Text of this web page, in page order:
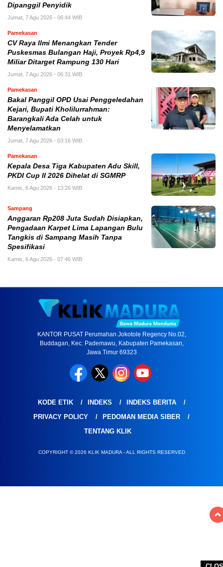
Dipanggil Penyidik
Jumat, 7 Agu 2026 - 06:44 WIB
Pamekasan
CV Raya Ilmi Menangkan Tender
Puskesmas Bulangan Haji, Proyek Rp4,9
Miliar Ditarget Rampung 130 Hari
Jumat, 7 Agu 2026 - 06:31 WIB
Pamekasan
Bakal Panggil OPD Usai Penggeledahan
Kejari, Bupati Kholilurrahman:
Barangkali Ada Celah untuk
Menyelamatkan
Jumat, 7 Agu 2026 - 03:16 WIB
Pamekasan
Kepala Desa Tiga Kabupaten Adu Skill,
PKDI Cup II 2026 Dihelat di SGMRP
Kamis, 6 Agu 2026 - 13:26 WIB
Sampang
Anggaran Rp208 Juta Sudah Disiapkan,
Pengadaan Karpet Lima Lapangan Bulu
Tangkis di Sampang Masih Tanpa
Spesifikasi
Kamis, 6 Agu 2026 - 07:46 WIB
KANTOR PUSAT Perumahan Jokotole Regency No.02,
Buddagan, Kec. Pademawu, Kabupaten Pamekasan,
Jawa Timur 69323
KODE ETIK INDEKS
INDEKS BERITA
PRIVACY POLICY
PEDOMAN MEDIA SIBER
TENTANG KLIK
COPYRIGHT © 2026 KLIK MADURA - ALL RIGHTS RESERVED